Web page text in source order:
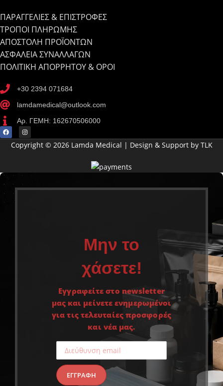
ΠΑΡΑΓΓΕΛΙΕΣ & ΕΠΙΣΤΡΟΦΕΣ
ΤΡΟΠΟΙ ΠΛΗΡΩΜΗΣ
ΑΠΟΣΤΟΛΗ ΠΡΟΪΟΝΤΩΝ
ΑΣΦΑΛΕΙΑ ΣΥΝΑΛΛΑΓΩΝ
ΠΟΛΙΤΙΚΗ ΑΠΟΡΡΗΤΟΥ & ΟΡΟΙ
+30 2394 071684
lamdamedical@outlook.com
Αρ. ΓΕΜΗ: 162670506000
Copyright © 2026 Lamda Medical | Design & Support by TLK
Μην το
χάσετε!
Εγγραφείτε στο newsletter
μας και μείνετε ενημερωμένοι
για τις τελευταίες προσφορές
και νέα μας.